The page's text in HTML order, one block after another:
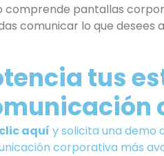
comprende pantallas
comunicar lo que desees
tus
aquí y solicita una demo
corporativa más